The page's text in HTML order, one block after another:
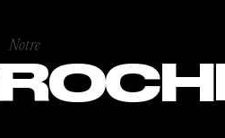
Notre